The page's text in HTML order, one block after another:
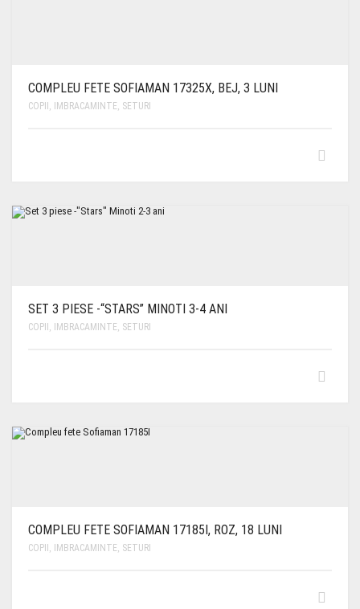
COMPLEU FETE SOFIAMAN 17325X, BEJ, 3 LUNI
COPII IMBRACAMINTE SETURI
SET 3 PIESE -“STARS” MINOTI 3-4 ANI
COPII IMBRACAMINTE SETURI
COMPLEU FETE SOFIAMAN 17185I, ROZ, 18 LUNI
COPII IMBRACAMINTE SETURI